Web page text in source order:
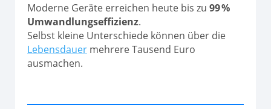
Moderne Geräte erreichen heute bis zu 99 %
Umwandlungseffizienz.
Selbst kleine Unterschiede können über die
Lebensdauer mehrere Tausend Euro
ausmachen.